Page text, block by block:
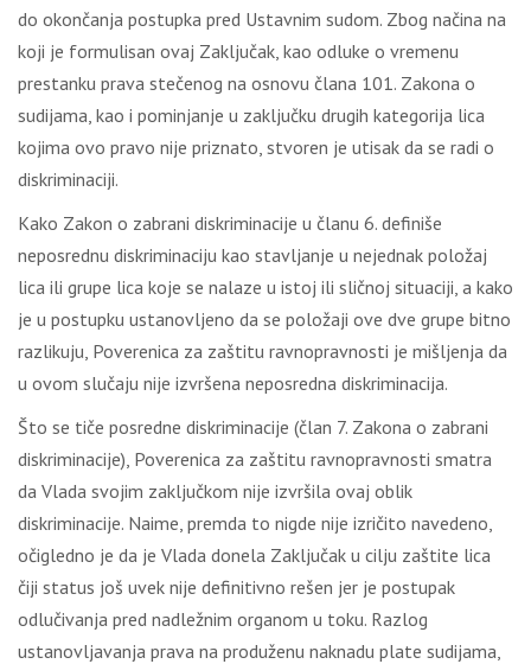
do okončanja postupka pred Ustavnim sudom. Zbog načina na
koji je formulisan ovaj Zaključak, kao odluke o vremenu
prestanku prava stečenog na osnovu člana 101. Zakona o
sudijama, kao i pominjanje u zaključku drugih kategorija lica
kojima ovo pravo nije priznato, stvoren je utisak da se radi o
diskriminaciji.
Kako Zakon o zabrani diskriminacije u članu 6. definiše
neposrednu diskriminaciju kao stavljanje u nejednak položaj
lica ili grupe lica koje se nalaze u istoj ili sličnoj situaciji, a kako
je u postupku ustanovljeno da se položaji ove dve grupe bitno
razlikuju, Poverenica za zaštitu ravnopravnosti je mišljenja da
u ovom slučaju nije izvršena neposredna diskriminacija.
Što se tiče posredne diskriminacije (član 7. Zakona o zabrani
diskriminacije), Poverenica za zaštitu ravnopravnosti smatra
da Vlada svojim zaključkom nije izvršila ovaj oblik
diskriminacije. Naime, premda to nigde nije izričito navedeno,
očigledno je da je Vlada donela Zaključak u cilju zaštite lica
čiji status još uvek nije definitivno rešen jer je postupak
odlučivanja pred nadležnim organom u toku. Razlog
ustanovljavanja prava na produženu naknadu plate sudijama,